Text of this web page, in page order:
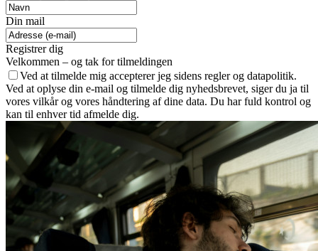
Din mail
Registrer dig
Velkommen – og tak for tilmeldingen
Ved at tilmelde mig accepterer jeg sidens regler og datapolitik.
Ved at oplyse din e-mail og tilmelde dig nyhedsbrevet, siger du ja til
vores vilkår og vores håndtering af dine data. Du har fuld kontrol og
kan til enhver tid afmelde dig.